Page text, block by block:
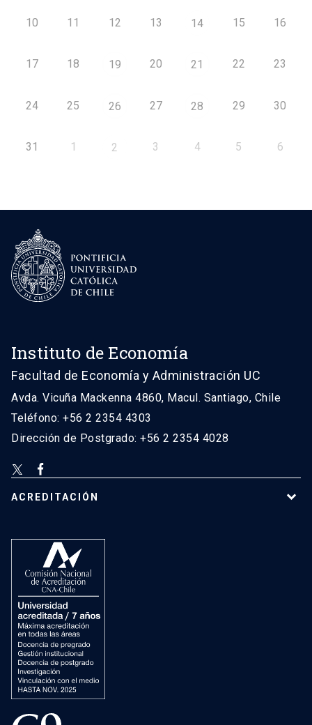
10 11 12 13 14 15 16
17 18 19 20 21 22 23
24 25 26 27 28 29 30
31 1 2 3 4 5 6
Instituto de Economía
Facultad de Economía y Administración UC
Avda. Vicuña Mackenna 4860, Macul. Santiago, Chile
Teléfono: +56 2 2354 4303
Dirección de Postgrado: +56 2 2354 4028
ACREDITACIÓN